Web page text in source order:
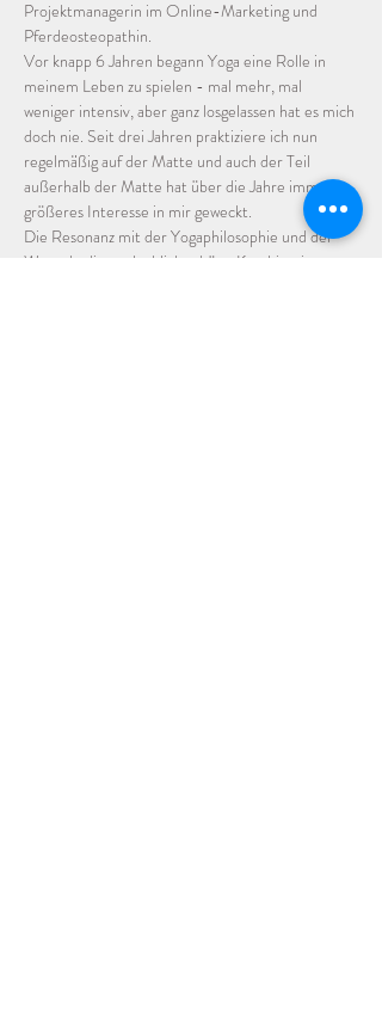
Projektmanagerin im Online-Marketing und
Pferdeosteopathin.
Vor knapp 6 Jahren begann Yoga eine Rolle in
meinem Leben zu spielen - mal mehr, mal
weniger intensiv, aber ganz losgelassen hat es mich
doch nie. Seit drei Jahren praktiziere ich nun
regelmäßig auf der Matte und auch der Teil
außerhalb der Matte hat über die Jahre immer
größeres Interesse in mir geweckt.
Die Resonanz mit der Yogaphilosophie und der
Wunsch, die unglaublich schöne Kombination aus